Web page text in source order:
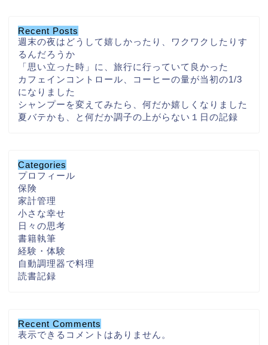
Recent Posts
週末の夜はどうして嬉しかったり、ワクワクしたりす
るんだろうか
「思い立った時」に、旅行に行っていて良かった
カフェインコントロール、コーヒーの量が当初の1/3
になりました
シャンプーを変えてみたら、何だか嬉しくなりました
夏バテかも、と何だか調子の上がらない１日の記録
Categories
プロフィール
保険
家計管理
小さな幸せ
日々の思考
書籍執筆
経験・体験
自動調理器で料理
読書記録
Recent Comments
表示できるコメントはありません。